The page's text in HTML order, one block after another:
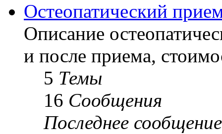
Остеопатический
Описание
и после приема,
5 Темы
16 Сообщения
Последнее сообщение